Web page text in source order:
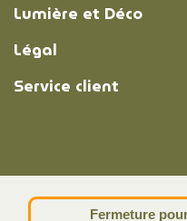
Lumière et Déco
Légal
Service client
©
Fermeture